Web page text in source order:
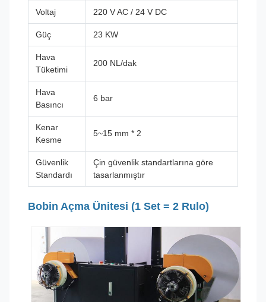
Voltaj 220 V AC / 24 V DC
Güç 23 KW
Hava
Tüketimi
200 NL/dak
Hava
Basıncı
6 bar
Kenar
Kesme
5~15 mm * 2
Güvenlik
Standardı
Çin güvenlik standartlarına göre
tasarlanmıştır
Bobin Açma Ünitesi (1 Set = 2 Rulo)